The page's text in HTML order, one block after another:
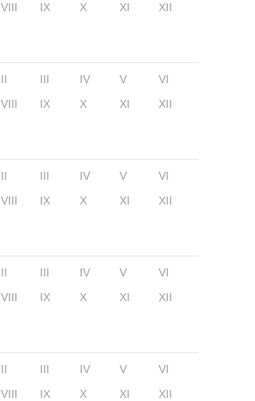
VIII IX X XI XII
II III IV V
VI
VIII IX X XI XII
II III IV V
VI
VIII IX X XI XII
II III IV V
VI
VIII IX X XI XII
II III IV V
VI
VIII IX X XI XII